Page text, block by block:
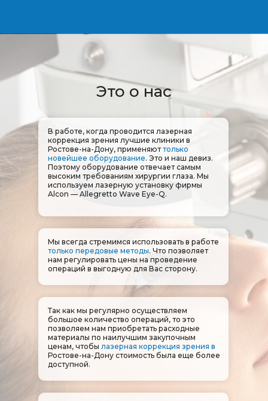
Это о нас
В работе, когда проводится лазерная
коррекция зрения лучшие клиники в
Ростове-на-Дону, применяюттолько
новейшее оборудование. Это и наш девиз.
Поэтому оборудование отвечает самым
высоким требованиям хирургии глаза. Мы
используем лазерную установку фирмы
Alcon — Allegretto Wave Eye-Q.
Мы всегда стремимся использовать в работе
только передовые методы. Что позволяет
нам регулировать цены на проведение
операций в выгодную для Вас сторону.
Так как мы регулярно осуществляем
большое количество операций, то это
позволяем нам приобретать расходные
материалы по наилучшим закупочным
ценам, чтобы лазерная коррекция зрения в
Ростове-на-Дону​​​​​​​ стоимость была еще более
доступной.